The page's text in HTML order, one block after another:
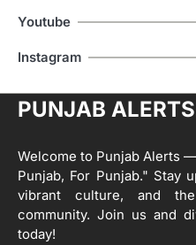
5
ਮੋਦੀ ਜੀ
ਅਗੇਂਸਟ ਈ-
ਹਨ-
Editor
Editor
2
ਖੇਤੀਬਾੜੀ
Youtube
Instagram
PUNJAB ALERTS
Welcome to Punjab Alerts
Punjab, For Punjab." Stay
vibrant culture, and
community. Join us and
today!